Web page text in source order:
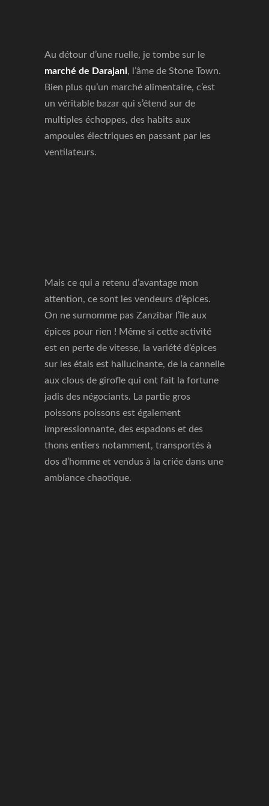
Au détour d’une ruelle, je tombe sur le
marché de Darajani, l’âme de Stone Town.
Bien plus qu’un marché alimentaire, c’est
un véritable bazar qui s’étend sur de
multiples échoppes, des habits aux
ampoules électriques en passant par les
ventilateurs.
Mais ce qui a retenu d’avantage mon
attention, ce sont les vendeurs d’épices.
On ne surnomme pas Zanzibar l’île aux
épices pour rien ! Même si cette activité
est en perte de vitesse, la variété d’épices
sur les étals est hallucinante, de la cannelle
aux clous de girofle qui ont fait la fortune
jadis des négociants. La partie gros
poissons poissons est également
impressionnante, des espadons et des
thons entiers notamment, transportés à
dos d’homme et vendus à la criée dans une
ambiance chaotique.